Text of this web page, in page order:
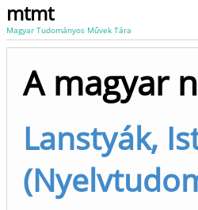
mtmt
Magyar Tudományos Művek Tára
A magyar
Lanstyák,